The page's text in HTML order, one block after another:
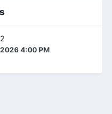
4:00 PM